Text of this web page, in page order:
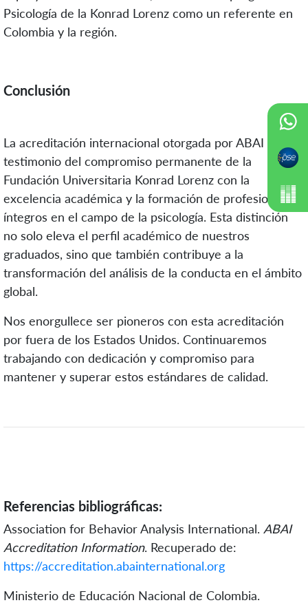
Psicología de la Konrad Lorenz como un referente en
Colombia y la región.
Conclusión
La acreditación internacional otorgada por ABAI es un
testimonio del compromiso permanente de la
Fundación Universitaria Konrad Lorenz con la
excelencia académica y la formación de profesionales
íntegros en el campo de la psicología. Esta distinción
no solo eleva el perfil académico de nuestros
graduados, sino que también contribuye a la
transformación del análisis de la conducta en el ámbito
global.
Nos enorgullece ser pioneros con esta acreditación
por fuera de los Estados Unidos. Continuaremos
trabajando con dedicación y compromiso para
mantener y superar estos estándares de calidad.
Referencias bibliográficas:
Association for Behavior Analysis International. ABAI
Accreditation Information. Recuperado de:
https://accreditation.abainternational.org
Ministerio de Educación Nacional de Colombia.